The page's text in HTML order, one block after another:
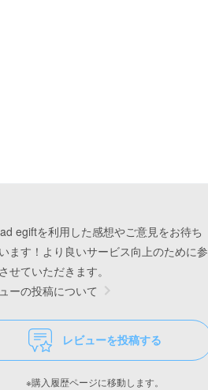
egiftを利用した感想やご意見をお待ち
ます！より良いサービス向上のために参
せていただきます。
ーの投稿について
レビューを投稿する
※購入履歴ページに移動します。